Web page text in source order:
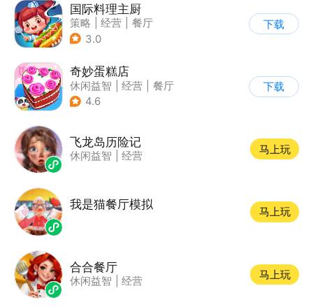
国际料理主厨
策略 经营
餐厅
| 学习教育
3.0
下载
奇妙蛋糕店
休闲益智 经营
餐厅
| 宝宝巴士
4.6
下载
飞龙岛历险记
休闲益智 经营
马上玩
我是猫餐厅模拟
马上玩
合合餐厅
休闲益智 经营
马上玩